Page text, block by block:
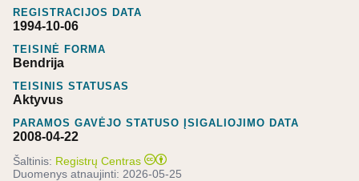
REGISTRACIJOS DATA
1994-10-06
TEISINĖ FORMA
Bendrija
TEISINIS STATUSAS
Aktyvus
PARAMOS GAVĖJO STATUSO ĮSIGALIOJIMO DATA
2008-04-22
Šaltinis: Registrų Centras
Duomenys atnaujinti: 2026-05-25